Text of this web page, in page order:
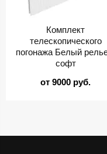
Комплект
телескопического
погонажа Белый
софт
от 9000 руб.